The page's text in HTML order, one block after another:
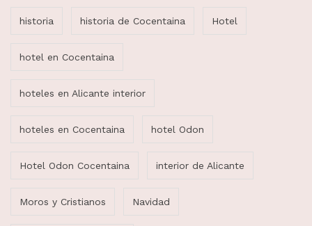
historia historia de Cocentaina Hotel
hotel en Cocentaina
hoteles en Alicante interior
hoteles en Cocentaina hotel Odon
Hotel Odon Cocentaina interior de Alicante
Moros y Cristianos Navidad